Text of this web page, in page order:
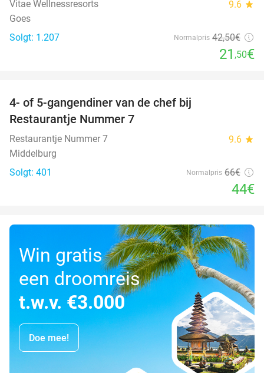
Vitae Wellnessresorts 9.6 star
Goes
Solgt: 1.207
Normalpris 42,50€
21 ,50€
4- of 5-gangendiner van de chef bij
Restaurantje Nummer 7
Restaurantje Nummer 7 9.6 star
Middelburg
Solgt: 401
Normalpris 66€
44€
Win gratis
een droomreis
t.w.v. €3.000
Doe mee!